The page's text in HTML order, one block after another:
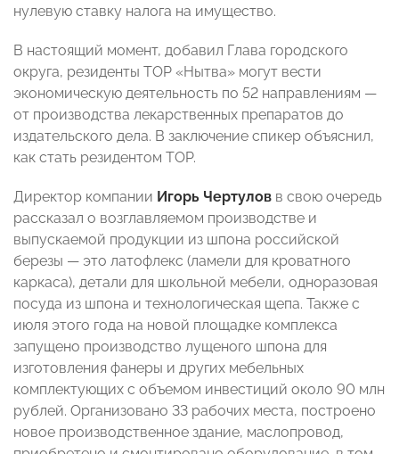
нулевую ставку налога на имущество.
В настоящий момент, добавил Глава городского
округа, резиденты ТОР «Нытва» могут вести
экономическую деятельность по 52 направлениям —
от производства лекарственных препаратов до
издательского дела. В заключение спикер объяснил,
как стать резидентом ТОР.
Директор компании Игорь Чертулов в свою очередь
рассказал о возглавляемом производстве и
выпускаемой продукции из шпона российской
березы — это латофлекс (ламели для кроватного
каркаса), детали для школьной мебели, одноразовая
посуда из шпона и технологическая щепа. Также с
июля этого года на новой площадке комплекса
запущено производство лущеного шпона для
изготовления фанеры и других мебельных
комплектующих с объемом инвестиций около 90 млн
рублей. Организовано 33 рабочих места, построено
новое производственное здание, маслопровод,